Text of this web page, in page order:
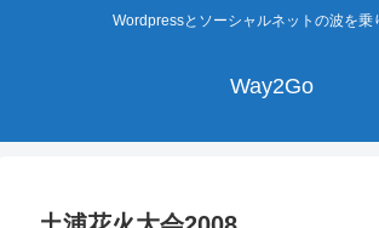
Wordpressとソーシャルネットの波を乗
Way2Go